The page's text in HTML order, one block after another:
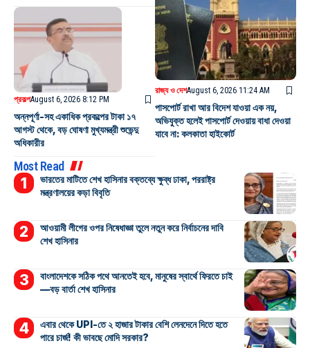
প্রকল্পAugust 6, 2026 8:12 PM
অন্নপূর্ণা-সহ একাধিক প্রকল্পের টাকা ১৭
আগস্ট থেকে, বড় ঘোষণা মুখ্যমন্ত্রী শুভেন্দু
অধিকারীর
রাজ্য ও দেশAugust 6, 2026 11:24 AM
পাসপোর্ট রাখা আর বিদেশ যাওয়া এক নয়,
অভিযুক্ত হলেই পাসপোর্ট দেওয়ায় বাধা দেওয়া
যাবে না: কলকাতা হাইকোর্ট
Most Read
ভারতের মাটিতে শেখ হাসিনার বক্তব্যে ক্ষুব্ধ ঢাকা, পররাষ্ট্র
মন্ত্রণালয়ের কড়া বিবৃতি
আওয়ামী লীগের ওপর নিষেধাজ্ঞা তুলে নতুন করে নির্বাচনের দাবি
শেখ হাসিনার
বাংলাদেশকে সঠিক পথে আনতেই হবে, মানুষের স্বার্থে ফিরতে চাই
—বড় বার্তা শেখ হাসিনার
এবার থেকে UPI-তে ২ হাজার টাকার বেশি লেনদেনে দিতে হতে
পারে চার্জ! কী ভাবছে মোদি সরকার?